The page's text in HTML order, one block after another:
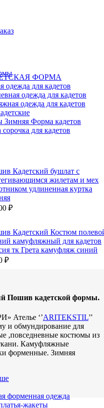
ФОРМА
одежда для кадетов
одежда для кадетов
одежда для кадетов
Зимняя Форма кадетов
для кадетов
Кадетский бушлат с
жилетам и мех
удлиненная куртка
₽
Кадетский Костюм
камуфляжный для кадетов
тк Грета камуфляж синий
₽
Пошив кадетской формы.
Ателье ‘’ARITEKSTIL’’
и обмундирование для
,повседневные костюмы из
Камуфляжные
форменные. Зимняя
форменная одежда
жакеты